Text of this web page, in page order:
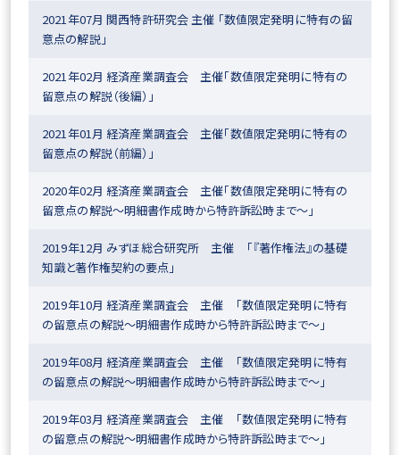
2021年07月 関西特許研究会 主催 「数値限定発明に特有の留
意点の解説」
2021年02月 経済産業調査会 主催「数値限定発明に特有の
留意点の解説（後編）」
2021年01月 経済産業調査会 主催「数値限定発明に特有の
留意点の解説（前編）」
2020年02月 経済産業調査会 主催「数値限定発明に特有の
留意点の解説～明細書作成時から特許訴訟時まで～」
2019年12月 みずほ総合研究所 主催 「『著作権法』の基礎
知識と著作権契約の要点」
2019年10月 経済産業調査会 主催 「数値限定発明に特有
の留意点の解説～明細書作成時から特許訴訟時まで～」
2019年08月 経済産業調査会 主催 「数値限定発明に特有
の留意点の解説～明細書作成時から特許訴訟時まで～」
2019年03月 経済産業調査会 主催 「数値限定発明に特有
の留意点の解説～明細書作成時から特許訴訟時まで～」